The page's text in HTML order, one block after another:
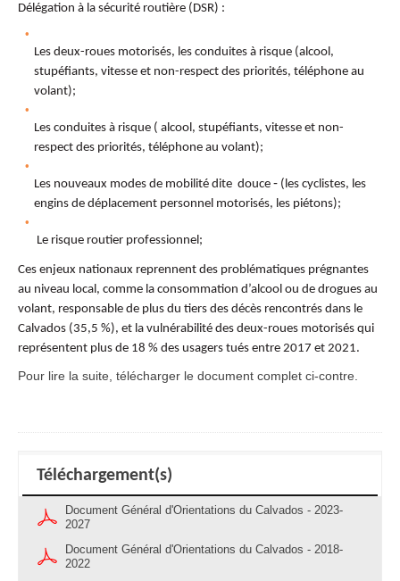
Délégation à la sécurité routière (DSR) :
Les deux-roues motorisés, les conduites à risque (alcool,
stupéfiants, vitesse et non-respect des priorités, téléphone au
volant);
Les conduites à risque ( alcool, stupéfiants, vitesse et non-
respect des priorités, téléphone au volant);
Les nouveaux modes de mobilité dite ­ douce ‑ (les cyclistes, les
engins de déplacement personnel motorisés, les piétons);
Le risque routier professionnel;
Ces enjeux nationaux reprennent des problématiques prégnantes
au niveau local, comme la consommation d’alcool ou de drogues au
volant, responsable de plus du tiers des décès rencontrés dans le
Calvados (35,5 %), et la vulnérabilité des deux-roues motorisés qui
représentent plus de 18 % des usagers tués entre 2017 et 2021.
Pour lire la suite, télécharger le document complet ci-contre.
Téléchargement(s)
Document Général d'Orientations du Calvados - 2023-
2027
Document Général d'Orientations du Calvados - 2018-
2022